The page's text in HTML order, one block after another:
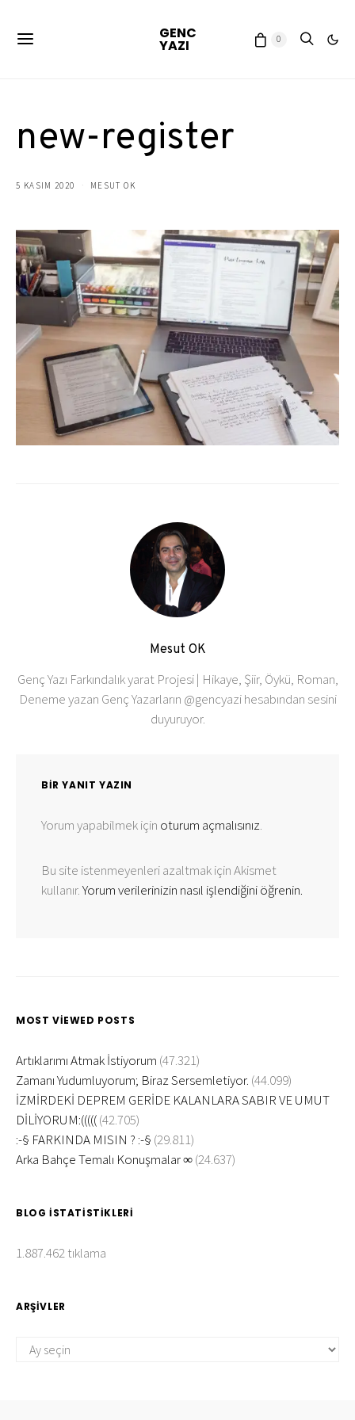
GENC
YAZI 0
new-register
5 KASIM 2020 MESUT OK
Mesut OK
Genç Yazı Farkındalık yarat Projesi | Hikaye, Şiir, Öykü, Roman,
Deneme yazan Genç Yazarların @gencyazi hesabından sesini
duyuruyor.
BIR YANIT YAZIN
Yorum yapabilmek için oturum açmalısınız.
Bu site istenmeyenleri azaltmak için Akismet
kullanır.Yorum verilerinizin nasıl işlendiğini öğrenin.
MOST VIEWED POSTS
Artıklarımı Atmak İstiyorum (47.321)
Zamanı Yudumluyorum; Biraz Sersemletiyor. (44.099)
İZMİRDEKİ DEPREM GERİDE KALANLARA SABIR VE UMUT
DİLİYORUM:((((((42.705)
:-§ FARKINDA MISIN ? :-§ (29.811)
Arka Bahçe Temalı Konuşmalar ∞(24.637)
BLOG İSTATISTIKLERI
1.887.462 tıklama
ARŞIVLER